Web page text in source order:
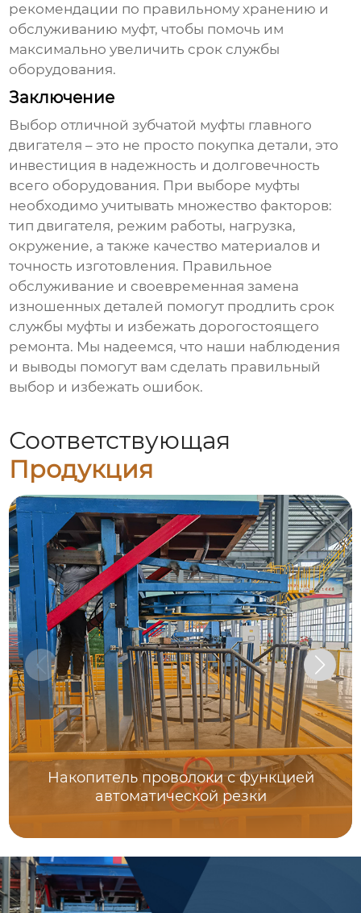
рекомендации по правильному хранению и
обслуживанию муфт, чтобы помочь им
максимально увеличить срок службы
оборудования.
Заключение
Выбор отличной зубчатой муфты главного
двигателя – это не просто покупка детали, это
инвестиция в надежность и долговечность
всего оборудования. При выборе муфты
необходимо учитывать множество факторов:
тип двигателя, режим работы, нагрузка,
окружение, а также качество материалов и
точность изготовления. Правильное
обслуживание и своевременная замена
изношенных деталей помогут продлить срок
службы муфты и избежать дорогостоящего
ремонта. Мы надеемся, что наши наблюдения
и выводы помогут вам сделать правильный
выбор и избежать ошибок.
Соответствующая
Продукция
Накопитель проволоки с функцией
автоматической резки